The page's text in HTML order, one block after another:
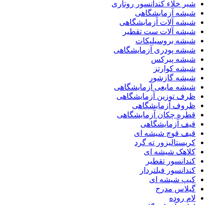
شیر خلاء کندانسور روتاری
شیشه آزمایشگاهی
شیشه آلات آزمایشگاهی
شیشه آلات ست تقطیر
شیشه بروسیلیکات
شیشه پودری آزمایشگاهی
شیشه پیرکس
شیشه کوارتز
شیشه گازشور
شیشه مایعی آزمایشگاهی
ظرف توزین آزمایشگاهی
ظروف آزمایشگاهی
قطره چکان آزمایشگاهی
قیف آزمایشگاهی
قیف قوچ شیشه ای
کریستالیزور ته گرد
کلاهک شیشه ای
کندانسور تقطیر
کندانسور فیلتردار
کیپ شیشه ای
گیلاس مدرج
لام روده